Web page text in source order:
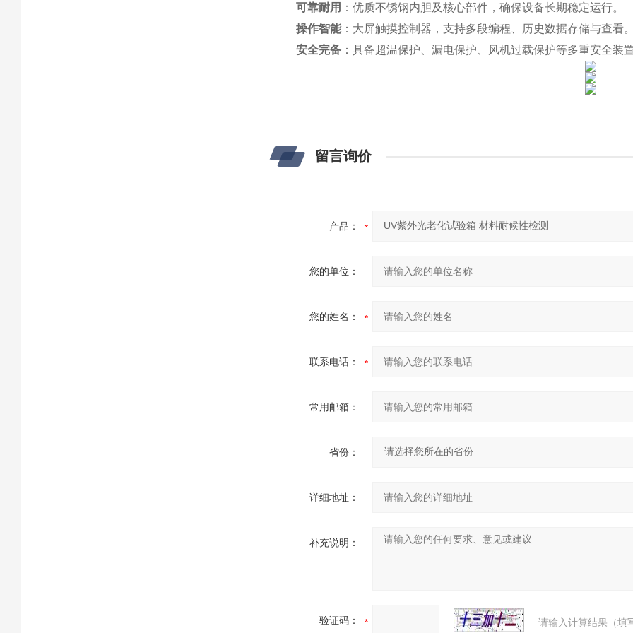
可靠耐用 ：优质不锈钢内胆及核心部件，确保设备长期稳定运行。
操作智能：大屏触摸控制器，支持多段编程、历史数据存储与查看
安全完备 ：具备超温保护、漏电保护、风机过载保护等多重安全装
留言询价
产品：
您的单位：
您的姓名：
联系电话：
常用邮箱：
省份：
详细地址：
补充说明：
验证码： 请输入计算结果（填